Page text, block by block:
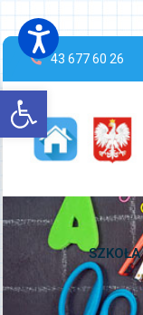
Open toolbar
43 677 60 26
SZKOŁA